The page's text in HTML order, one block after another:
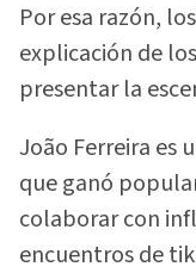
Por esa razón,
explicación de
presentar la
João Ferreira es
que ganó
colaborar con
encuentros de